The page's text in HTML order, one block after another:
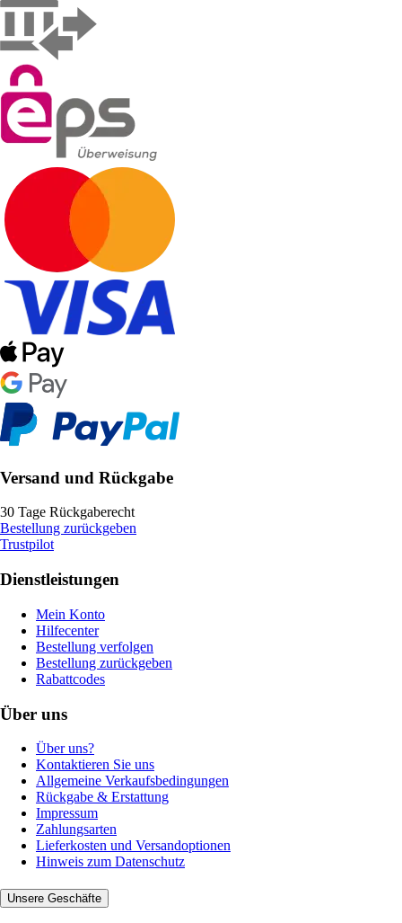
Versand und Rückgabe
30 Tage Rückgaberecht
Bestellung zurückgeben
Trustpilot
Dienstleistungen
Mein Konto
Hilfecenter
Bestellung verfolgen
Bestellung zurückgeben
Rabattcodes
Über uns
Über uns?
Kontaktieren Sie uns
Allgemeine Verkaufsbedingungen
Rückgabe & Erstattung
Impressum
Zahlungsarten
Lieferkosten und Versandoptionen
Hinweis zum Datenschutz
Unsere Geschäfte